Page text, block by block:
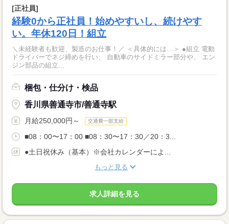
[正社員]
経験0から正社員！始めやすいし、続けやす
い。年休120日！組立
＼未経験者も歓迎、製造のお仕事！／ ＜具体的には…＞ ●組立 電動
ドライバーでネジ締めを行い、 自動車のサイドミラー部分や、 エン
ジン部品の組立...
梱包・仕分け・検品
香川県善通寺市/善通寺駅
月給250,000円～ 交通費一部支給
■08：00〜17：00 ■08：30〜17：30／20：3...
●土日祝休み（基本）※会社カレンダーによ...
もっと見る
求人詳細を見る